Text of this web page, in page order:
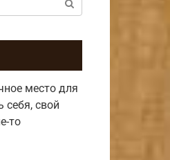
место для
себя, свой
то